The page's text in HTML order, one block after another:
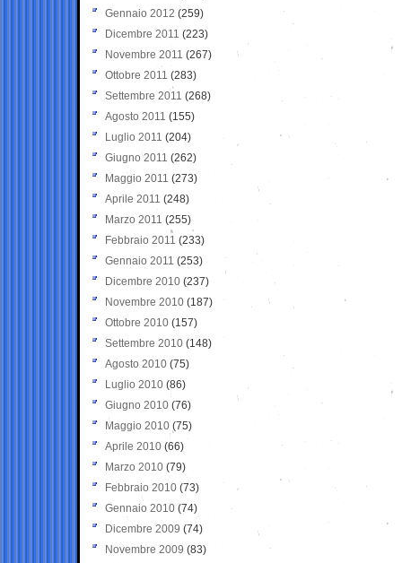
Gennaio 2012 (259)
Dicembre 2011 (223)
Novembre 2011 (267)
Ottobre 2011 (283)
Settembre 2011 (268)
Agosto 2011 (155)
Luglio 2011 (204)
Giugno 2011 (262)
Maggio 2011 (273)
Aprile 2011 (248)
Marzo 2011 (255)
Febbraio 2011 (233)
Gennaio 2011 (253)
Dicembre 2010 (237)
Novembre 2010 (187)
Ottobre 2010 (157)
Settembre 2010 (148)
Agosto 2010 (75)
Luglio 2010 (86)
Giugno 2010 (76)
Maggio 2010 (75)
Aprile 2010 (66)
Marzo 2010 (79)
Febbraio 2010 (73)
Gennaio 2010 (74)
Dicembre 2009 (74)
Novembre 2009 (83)